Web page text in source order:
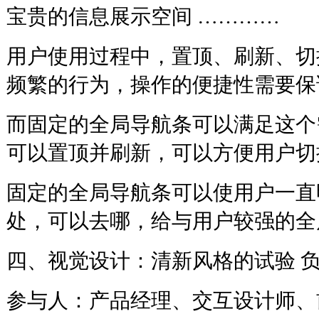
宝贵的信息展示空间 …………
用户使用过程中，置顶、刷新、
频繁的行为，操作的便捷性需要
而固定的全局导航条可以满足这
可以置顶并刷新，可以方便用户切
固定的全局导航条可以使用户一
处，可以去哪，给与用户较强的
四、视觉设计：清新风格的试验
参与人：产品经理、交互设计师